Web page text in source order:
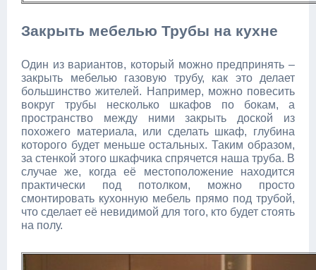
Закрыть мебелью Трубы на кухне
Один из вариантов, который можно предпринять –
закрыть мебелью газовую трубу, как это делает
большинство жителей. Например, можно повесить
вокруг трубы несколько шкафов по бокам, а
пространство между ними закрыть доской из
похожего материала, или сделать шкаф, глубина
которого будет меньше остальных. Таким образом,
за стенкой этого шкафчика спрячется наша труба. В
случае же, когда её местоположение находится
практически под потолком, можно просто
смонтировать кухонную мебель прямо под трубой,
что сделает её невидимой для того, кто будет стоять
на полу.